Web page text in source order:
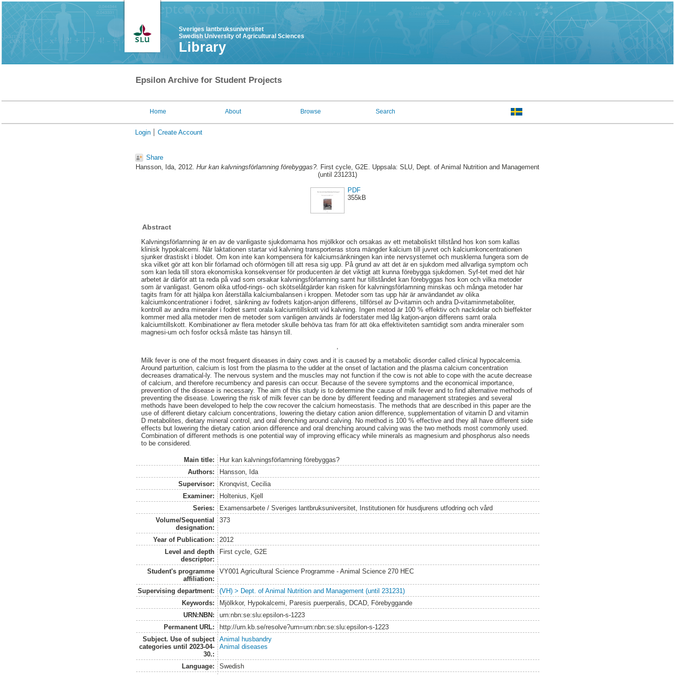
Sveriges lantbruksuniversitet
Swedish University of Agricultural Sciences
Library
Epsilon Archive for Student Projects
Home About Browse Search
Login Create Account
Share
Hansson, Ida, 2012. Hur kan kalvningsförlamning förebyggas?. First cycle, G2E. Uppsala: SLU, Dept. of Animal Nutrition and Management
(until 231231)
PDF
355kB
Abstract
Kalvningsförlamning är en av de vanligaste sjukdomarna hos mjölkkor och orsakas av ett metaboliskt tillstånd hos kon som kallas
klinisk hypokalcemi. När laktationen startar vid kalvning transporteras stora mängder kalcium till juvret och kalciumkoncentrationen
sjunker drastiskt i blodet. Om kon inte kan kompensera för kalciumsänkningen kan inte nervsystemet och musklerna fungera som de
ska vilket gör att kon blir förlamad och oförmögen till att resa sig upp. På grund av att det är en sjukdom med allvarliga symptom och
som kan leda till stora ekonomiska konsekvenser för producenten är det viktigt att kunna förebygga sjukdomen. Syf-tet med det här
arbetet är därför att ta reda på vad som orsakar kalvningsförlamning samt hur tillståndet kan förebyggas hos kon och vilka metoder
som är vanligast. Genom olika utfod-rings- och skötselåtgärder kan risken för kalvningsförlamning minskas och många metoder har
tagits fram för att hjälpa kon återställa kalciumbalansen i kroppen. Metoder som tas upp här är användandet av olika
kalciumkoncentrationer i fodret, sänkning av fodrets katjon-anjon differens, tillförsel av D-vitamin och andra D-vitaminmetaboliter,
kontroll av andra mineraler i fodret samt orala kalciumtillskott vid kalvning. Ingen metod är 100 % effektiv och nackdelar och bieffekter
kommer med alla metoder men de metoder som vanligen används är foderstater med låg katjon-anjon differens samt orala
kalciumtillskott. Kombinationer av flera metoder skulle behöva tas fram för att öka effektiviteten samtidigt som andra mineraler som
magnesi-um och fosfor också måste tas hänsyn till.
Milk fever is one of the most frequent diseases in dairy cows and it is caused by a metabolic disorder called clinical hypocalcemia.
Around parturition, calcium is lost from the plasma to the udder at the onset of lactation and the plasma calcium concentration
decreases dramatical-ly. The nervous system and the muscles may not function if the cow is not able to cope with the acute decrease
of calcium, and therefore recumbency and paresis can occur. Because of the severe symptoms and the economical importance,
prevention of the disease is necessary. The aim of this study is to determine the cause of milk fever and to find alternative methods of
preventing the disease. Lowering the risk of milk fever can be done by different feeding and management strategies and several
methods have been developed to help the cow recover the calcium homeostasis. The methods that are described in this paper are the
use of different dietary calcium concentrations, lowering the dietary cation anion difference, supplementation of vitamin D and vitamin
D metabolites, dietary mineral control, and oral drenching around calving. No method is 100 % effective and they all have different side
effects but lowering the dietary cation anion difference and oral drenching around calving was the two methods most commonly used.
Combination of different methods is one potential way of improving efficacy while minerals as magnesium and phosphorus also needs
to be considered.
Main title:
Hur kan kalvningsförlamning förebyggas?
Authors:
Hansson, Ida
Supervisor:
Kronqvist, Cecilia
Examiner:
Holtenius, Kjell
Series:
Examensarbete / Sveriges lantbruksuniversitet, Institutionen för husdjurens utfodring och vård
Volume/Sequential
designation:
373
Year of Publication:
2012
Level and depth
descriptor:
First cycle, G2E
Student's programme
affiliation:
VY001 Agricultural Science Programme - Animal Science 270 HEC
Supervising department:
(VH) > Dept. of Animal Nutrition and Management (until 231231)
Keywords:
Mjölkkor, Hypokalcemi, Paresis puerperalis, DCAD, Förebyggande
URN:NBN:
urn:nbn:se:slu:epsilon-s-1223
Permanent URL:
http://urn.kb.se/resolve?urn=urn:nbn:se:slu:epsilon-s-1223
Subject. Use of subject
categories until 2023-04-
30.:
Animal husbandry
Animal diseases
Language:
Swedish